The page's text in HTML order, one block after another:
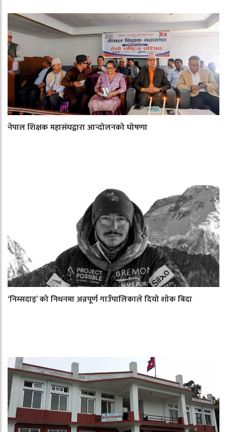
नेपाल शिक्षक महासंघद्वारा आन्दोलनको घोषणा
‘निम्सदाइ’ को निधनमा अन्नपूर्ण गाउँपालिकाले दियो शोक बिदा